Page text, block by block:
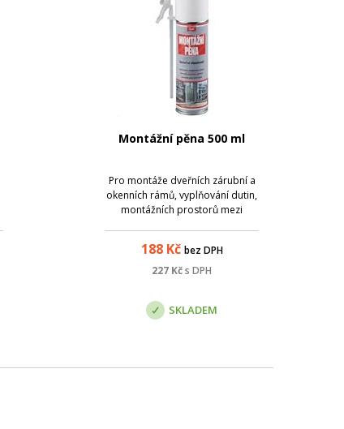
Montážní pěna 500 ml
Pro montáže dveřních zárubní a
okenních rámů, vyplňování dutin,
montážních prostorů mezi
tepelná izolace půdních prostor
nebo koupelnových van. Vhodná
188Kč bez DPH
227 Kčs DPH
SKLADEM